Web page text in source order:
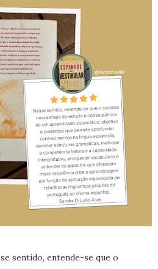
sentido, entende-se que o